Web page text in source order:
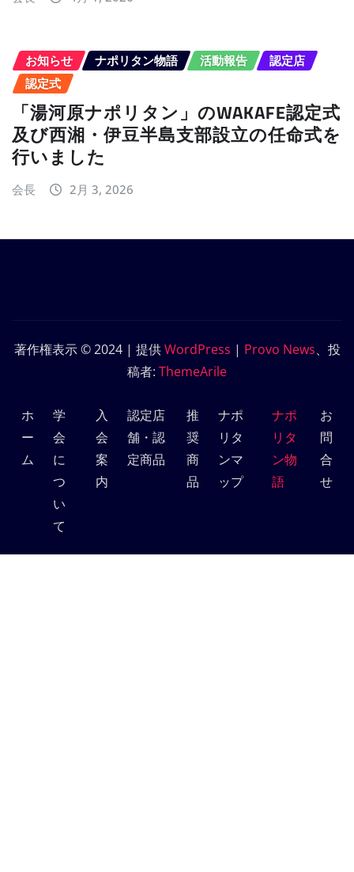
お知らせ ナポリタン物語 活動報告
認定店
認定式
「湯河原ナポリタン」のWAKAFE認定式
及び西湘・伊豆半島支部設立の任命式を
行いました
会長 2月 3, 2026
著作権表示 © 2024 | 提供WordPress | Provo News、投
稿者: ThemeArile
ホ
ー
ム
学
会
に
つ
い
て
入
会
案
内
認定店
舗・認
定商品
推
奨
商
品
ナポ
リタ
ンマ
ップ
ナポ
リタ
ン物
語
お
問
合
せ